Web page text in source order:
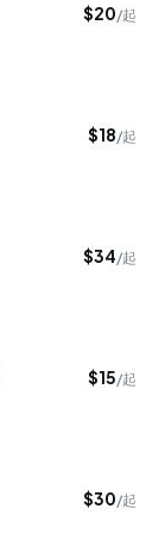
$20/起
$18/起
$34/起
$15/起
$30/起